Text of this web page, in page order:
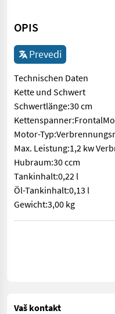
OPIS
Prevedi
Technischen Daten
Kette und Schwert
Schwertlänge:30 cm
Motor-
Max. Leistung:1,2 kw
Hubraum:30 ccm
Tankinhalt:0,22 l
Öl-Tankinhalt:0,13 l
Gewicht:3,00 kg
Technischen Daten
Vaš kontakt